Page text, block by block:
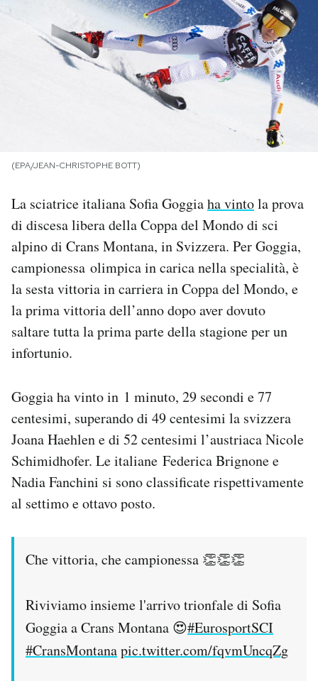
PODCAST
SHOP
CALENDARIO
AREA PERSONALE
Area Personale
Newsletter
Notifiche mobile
Regala il Post
Esci
(EPA/JEAN-CHRISTOPHE BOTT)
La sciatrice italiana Sofia Goggiaha vintola prova
di discesa libera della Coppa del Mondo di sci
alpino di Crans Montana, in Svizzera. Per Goggia,
campionessa olimpica in carica nella specialità, è
la sesta vittoria in carriera in Coppa del Mondo, e
la prima vittoria dell’anno dopo aver dovuto
saltare tutta la prima parte della stagione per un
infortunio.
Goggia ha vinto in 1 minuto, 29 secondi e 77
centesimi, superando di 49 centesimi la svizzera
Joana Haehlen e di 52 centesimi l’austriaca Nicole
Schimidhofer. Le italiane Federica Brignone e
Nadia Fanchini si sono classificate rispettivamente
al settimo e ottavo posto.
Che vittoria, che campionessa 👏👏👏
Riviviamo insieme l'arrivo trionfale di Sofia
Goggia a Crans Montana 😍#EurosportSCI
#CransMontanapic.twitter.com/fqvmUncqZg